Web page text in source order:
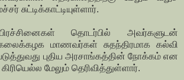
சுட்டிக்காட்டியுள்ளார்.
தொடர்பில் அவர்களுடன்
மாணவர்கள் சுதந்திரமாக கல்வி
புதிய அரசாங்கத்தின் நோக்கம் என
மேலும் தெரிவித்துள்ளார்.